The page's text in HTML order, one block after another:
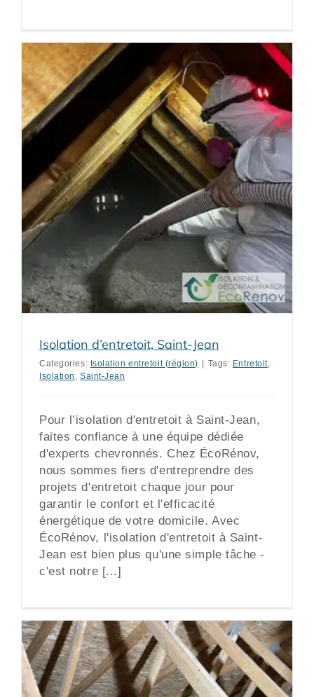
Isolation d’entretoit, Saint-Jean
Categories: Isolation entretoit (région) Tags: Entretoit,
Isolation ,Saint-Jean
Pour l’isolation d'entretoit à Saint-Jean,
faites confiance à une équipe dédiée
d'experts chevronnés. Chez ÉcoRénov,
nous sommes fiers d'entreprendre des
projets d'entretoit chaque jour pour
garantir le confort et l'efficacité
énergétique de votre domicile. Avec
ÉcoRénov, l'isolation d'entretoit à Saint-
Jean est bien plus qu'une simple tâche -
c'est notre [...]